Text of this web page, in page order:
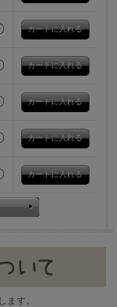
ます。